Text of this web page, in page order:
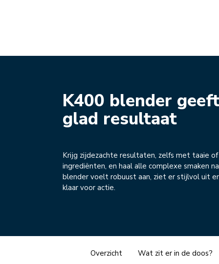
K400 blender
glad resultaat
Krijg zijdezachte resultaten, zelfs met taaie
ingrediënten, en haal alle complexe smaken
blender voelt robuust aan, ziet er stijlvol uit
klaar voor actie.
Overzicht Wat zit er in de doos?